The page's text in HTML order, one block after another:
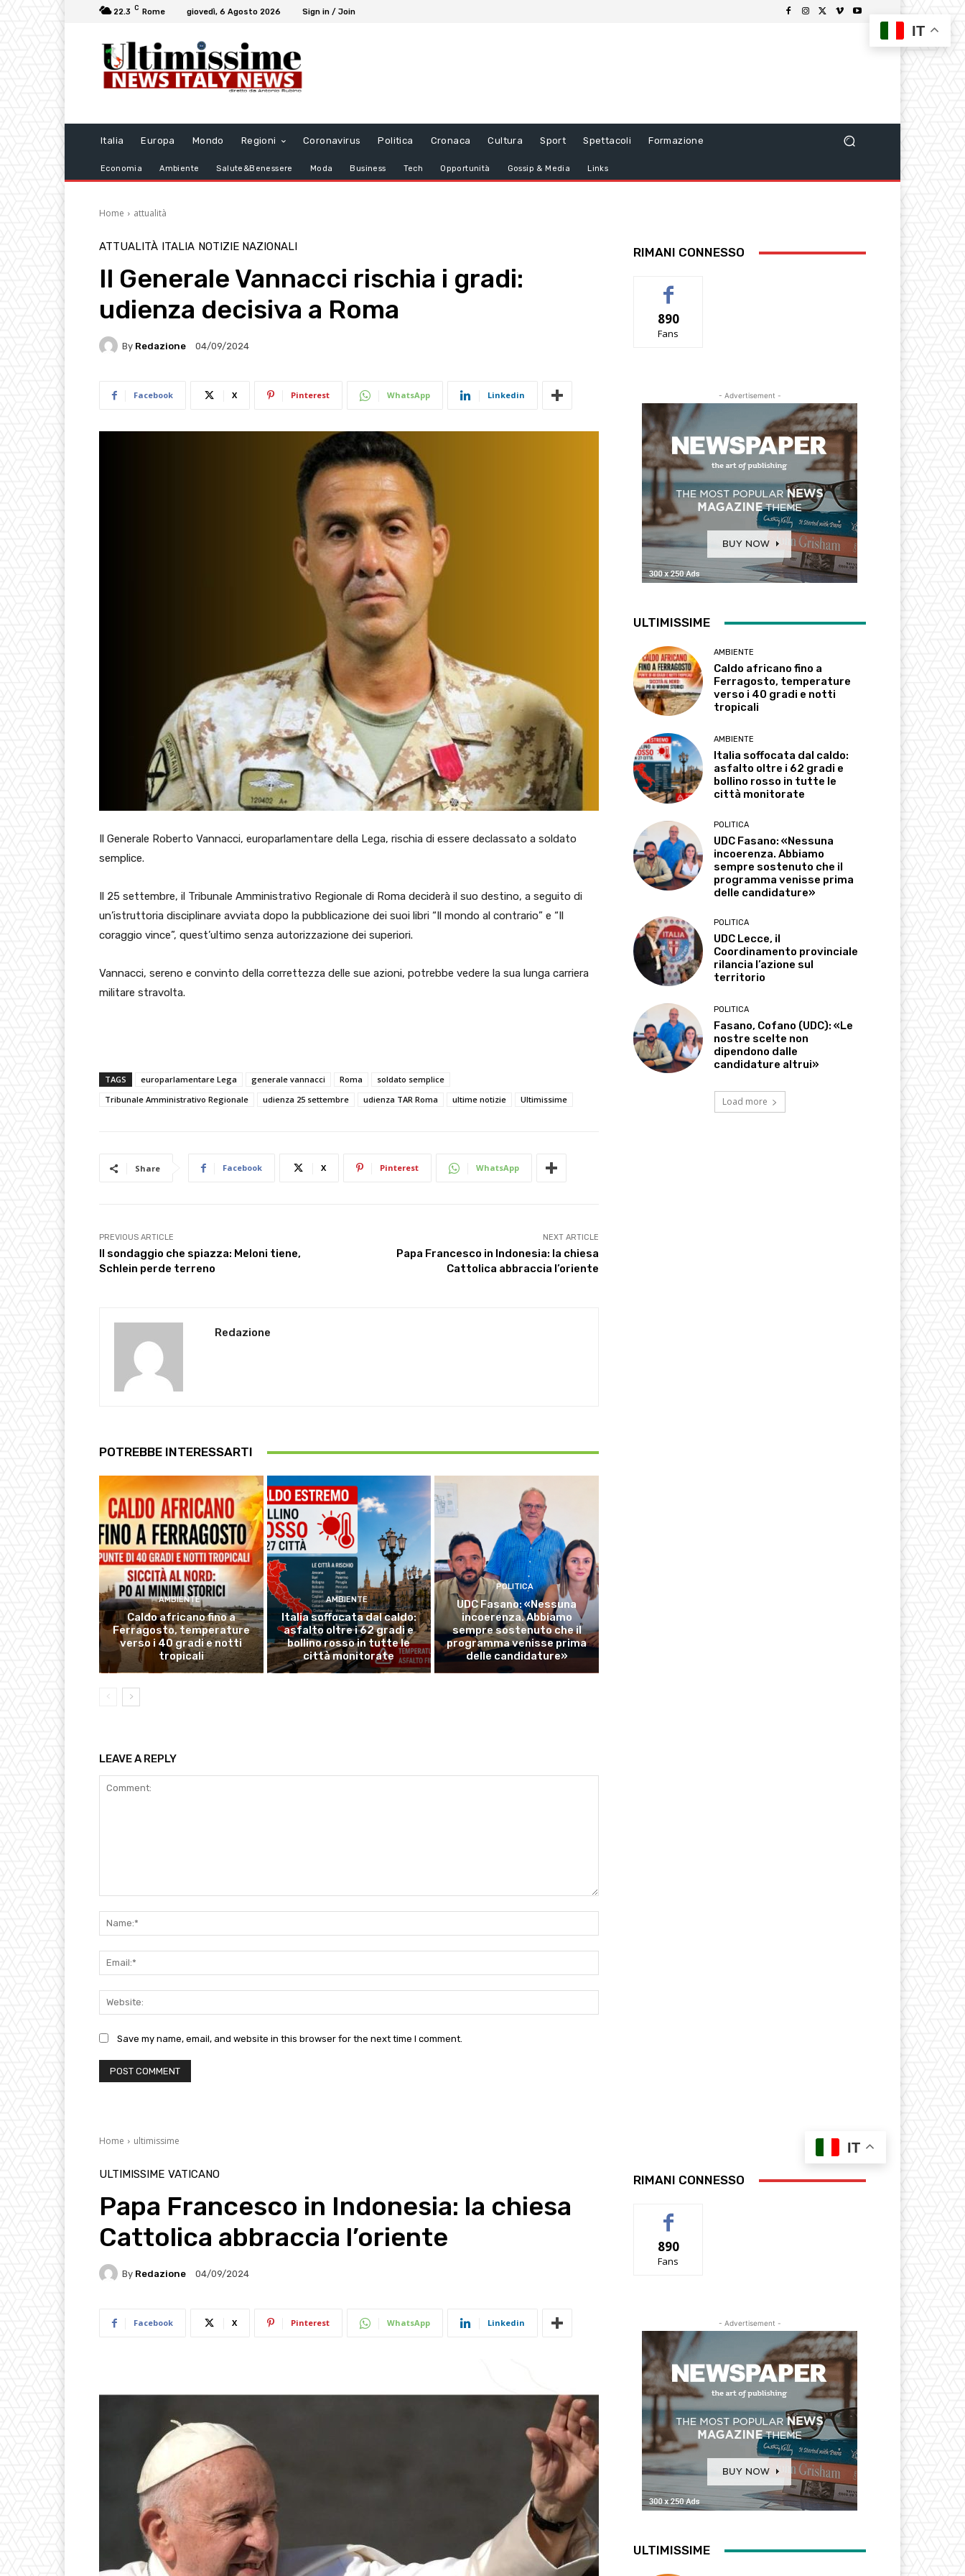
22.3 C Rome giovedì, 6 Agosto 2026 Sign in / Join
Italia Europa Mondo Regioni Coronavirus Politica Cronaca Cultura Sport Spettacoli Formazione
Economia Ambiente Salute&Benessere Moda Business Tech Opportunità Gossip & Media Links
Home attualità
ATTUALITÀ ITALIA NOTIZIE NAZIONALI
Il Generale Vannacci rischia i gradi:
udienza decisiva a Roma
By Redazione 04/09/2024
Facebook X Pinterest WhatsApp Linkedin
Il Generale Roberto Vannacci, europarlamentare della Lega, rischia di essere declassato a soldato
semplice.
Il 25 settembre, il Tribunale Amministrativo Regionale di Roma deciderà il suo destino, a seguito di
un’istruttoria disciplinare avviata dopo la pubblicazione dei suoi libri “Il mondo al contrario” e “Il
coraggio vince”, quest’ultimo senza autorizzazione dei superiori.
Vannacci, sereno e convinto della correttezza delle sue azioni, potrebbe vedere la sua lunga carriera
militare stravolta.
TAGS europarlamentare Lega generale vannacci Roma
soldato semplice
Tribunale Amministrativo Regionale
udienza 25 settembre udienza TAR Roma ultime notizie Ultimissime
Share Facebook X Pinterest WhatsApp
PREVIOUS ARTICLE
Il sondaggio che spiazza: Meloni tiene,
Schlein perde terreno
NEXT ARTICLE
Papa Francesco in Indonesia: la chiesa
Cattolica abbraccia l’oriente
Redazione
POTREBBE INTERESSARTI
AMBIENTE
Caldo africano fino a
Ferragosto, temperature
verso i 40 gradi e notti
tropicali
AMBIENTE
Italia soffocata dal caldo:
asfalto oltre i 62 gradi e
bollino rosso in tutte le
città monitorate
POLITICA
UDC Fasano: «Nessuna
incoerenza. Abbiamo
sempre sostenuto che il
programma venisse prima
delle candidature»
LEAVE A REPLY
Save my name, email, and website in this browser for the next time I comment.
RIMANI CONNESSO
890
Fans
- Advertisement -
ULTIMISSIME
AMBIENTE
Caldo africano fino a
Ferragosto, temperature
verso i 40 gradi e notti
tropicali
AMBIENTE
Italia soffocata dal caldo:
asfalto oltre i 62 gradi e
bollino rosso in tutte le
città monitorate
POLITICA
UDC Fasano: «Nessuna
incoerenza. Abbiamo
sempre sostenuto che il
programma venisse prima
delle candidature»
POLITICA
UDC Lecce, il
Coordinamento provinciale
rilancia l’azione sul
territorio
POLITICA
Fasano, Cofano (UDC): «Le
nostre scelte non
dipendono dalle
candidature altrui»
Load more
IT